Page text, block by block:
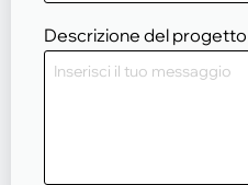
Descrizione del progetto